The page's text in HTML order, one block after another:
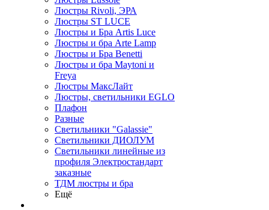
Люстры Rivoli, ЭРА
Люстры ST LUCE
Люстры и Бра Artis Luce
Люстры и бра Arte Lamp
Люстры и Бра Benetti
Люстры и бра Maytoni и
Freya
Люстры МаксЛайт
Люстры, светильники EGLO
Плафон
Разные
Светильники "Galassie"
Светильники ДИОЛУМ
Светильники линейные из
профиля Электростандарт
заказные
ТДМ люстры и бра
Ещё